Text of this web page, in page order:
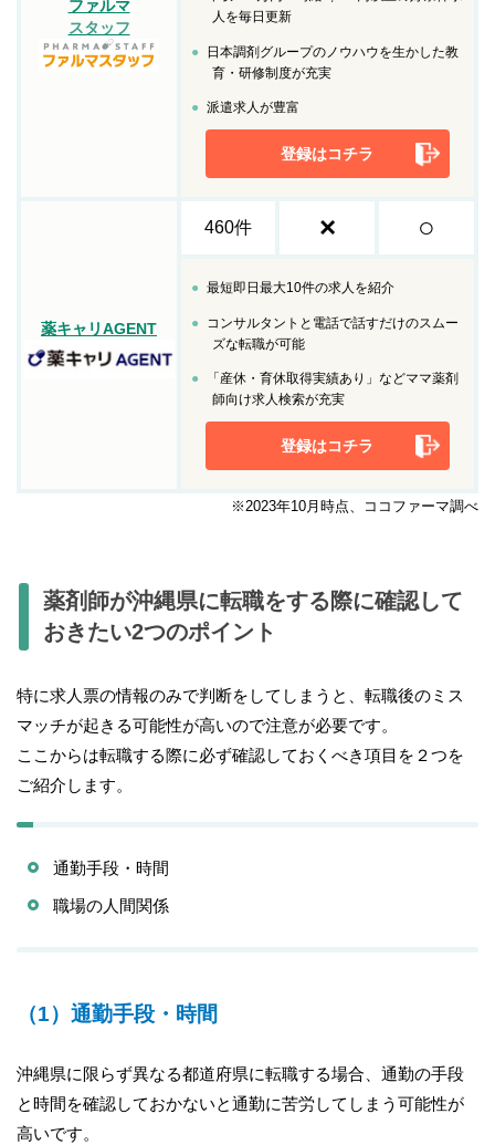
ファルマ
スタッフ
人を毎日更新
日本調剤グループのノウハウを生かした教
育・研修制度が充実
派遣求人が豊富
登録はコチラ
薬キャリAGENT
460件 × ○
最短即日最大10件の求人を紹介
コンサルタントと電話で話すだけのスムー
ズな転職が可能
「産休・育休取得実績あり」などママ薬剤
師向け求人検索が充実
登録はコチラ
※2023年10月時点、ココファーマ調べ
薬剤師が沖縄県に転職をする際に確認して
おきたい2つのポイント
特に求人票の情報のみで判断をしてしまうと、転職後のミス
マッチが起きる可能性が高いので注意が必要です。
ここからは転職する際に必ず確認しておくべき項目を２つを
ご紹介します。
通勤手段・時間
職場の人間関係
（1）通勤手段・時間
沖縄県に限らず異なる都道府県に転職する場合、通勤の手段
と時間を確認しておかないと通勤に苦労してしまう可能性が
高いです。